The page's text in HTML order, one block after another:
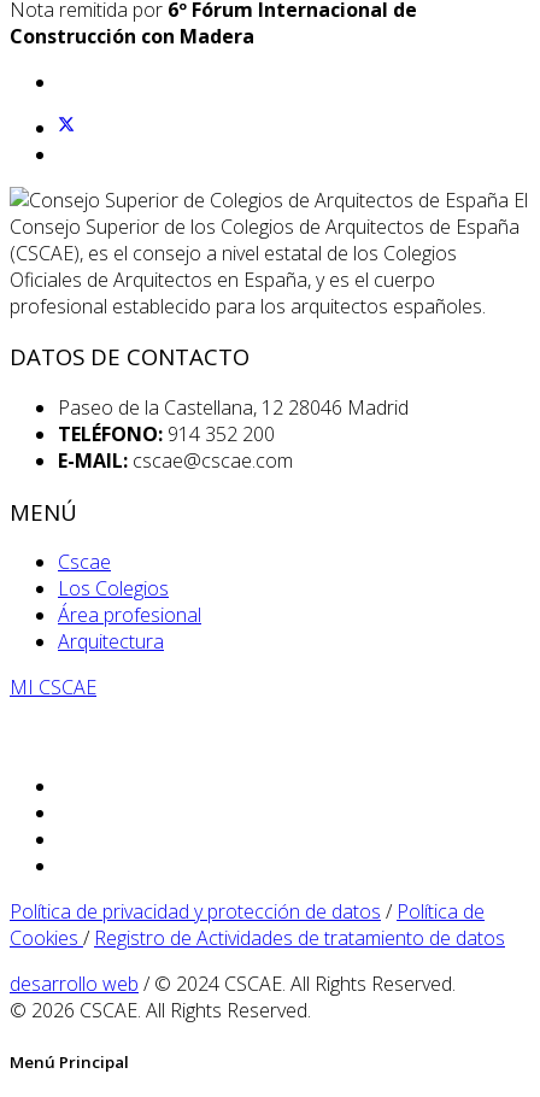
Nota remitida por 6º Fórum Internacional de
Construcción con Madera
El
Consejo Superior de los Colegios de Arquitectos de España
(CSCAE), es el consejo a nivel estatal de los Colegios
Oficiales de Arquitectos en España, y es el cuerpo
profesional establecido para los arquitectos españoles.
DATOS DE CONTACTO
Paseo de la Castellana, 12 28046 Madrid
TELÉFONO: 914 352 200
E-MAIL: cscae@cscae.com
MENÚ
Cscae
Los Colegios
Área profesional
Arquitectura
MI CSCAE
Política de privacidad y protección de datos / Política de
Cookies / Registro de Actividades de tratamiento de datos
desarrollo web / © 2024 CSCAE. All Rights Reserved.
© 2026 CSCAE. All Rights Reserved.
Menú Principal